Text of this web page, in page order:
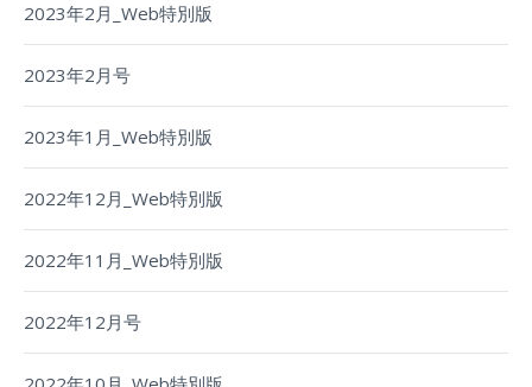
2023年2月_Web特別版
2023年2月号
2023年1月_Web特別版
2022年12月_Web特別版
2022年11月_Web特別版
2022年12月号